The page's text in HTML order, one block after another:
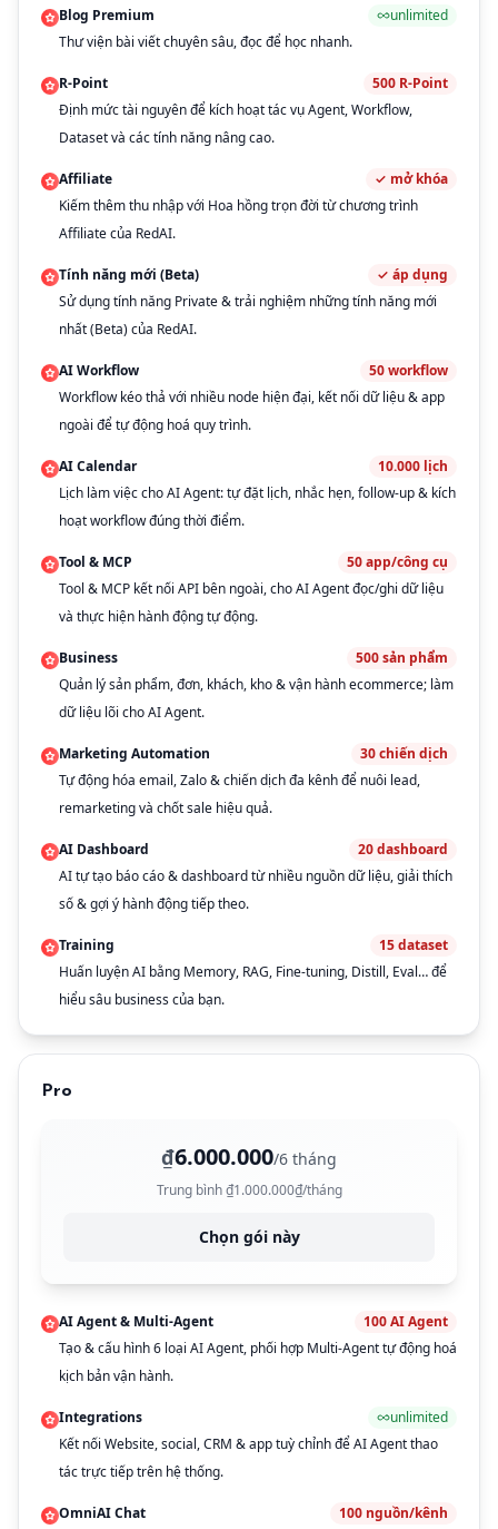
Blog Premium
unlimited
Thư viện bài viết chuyên sâu, đọc để học nhanh.
R-Point 500 R-Point
Định mức tài nguyên để kích hoạt tác vụ Agent, Workflow,
Dataset và các tính năng nâng cao.
Affiliate ✓ mở khóa
Kiếm thêm thu nhập với Hoa hồng trọn đời từ chương trình
Affiliate của RedAI.
Tính năng mới (Beta) ✓ áp dụng
Sử dụng tính năng Private & trải nghiệm những tính năng mới
nhất (Beta) của RedAI.
AI Workflow 50workflow
Workflow kéo thả với nhiều node hiện đại, kết nối dữ liệu & app
ngoài để tự động hoá quy trình.
AI Calendar 10.000 lịch
Lịch làm việc cho AI Agent: tự đặt lịch, nhắc hẹn, follow-up & kích
hoạt workflow đúng thời điểm.
Tool & MCP 50app/công cụ
Tool & MCP kết nối API bên ngoài, cho AI Agent đọc/ghi dữ liệu
và thực hiện hành động tự động.
Business 500sản phẩm
Quản lý sản phẩm, đơn, khách, kho & vận hành ecommerce; làm
dữ liệu lõi cho AI Agent.
Marketing Automation 30chiến dịch
Tự động hóa email, Zalo & chiến dịch đa kênh để nuôi lead,
remarketing và chốt sale hiệu quả.
AI Dashboard 20dashboard
AI tự tạo báo cáo & dashboard từ nhiều nguồn dữ liệu, giải thích
số & gợi ý hành động tiếp theo.
Training 15dataset
Huấn luyện AI bằng Memory, RAG, Fine-tuning, Distill, Eval… để
hiểu sâu business của bạn.
Pro
₫6.000.000/6 tháng
Trung bình ₫1.000.000₫/tháng
Chọn gói này
AI Agent & Multi-Agent 100AI Agent
Tạo & cấu hình 6 loại AI Agent, phối hợp Multi-Agent tự động hoá
kịch bản vận hành.
Integrations
unlimited
Kết nối Website, social, CRM & app tuỳ chỉnh để AI Agent thao
tác trực tiếp trên hệ thống.
OmniAI Chat 100 nguồn/kênh